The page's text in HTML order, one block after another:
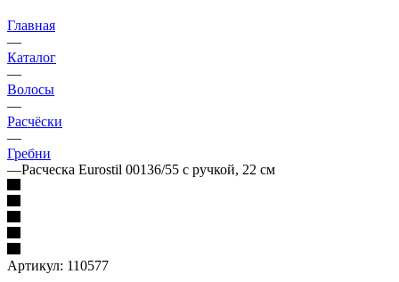
Главная
—
Каталог
—
Волосы
—
Расчёски
—
Гребни
—Расческа Eurostil 00136/55 с ручкой, 22 см
Артикул: 110577